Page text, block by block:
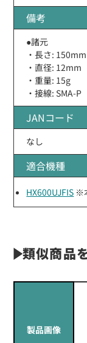
備考
●諸元
・長さ: 150mm
・直径: 12mm
・重量: 15g
・接線: SMA-P
JANコード
なし
適合機種
HX600UJFIS ※
類似商品
製品画像